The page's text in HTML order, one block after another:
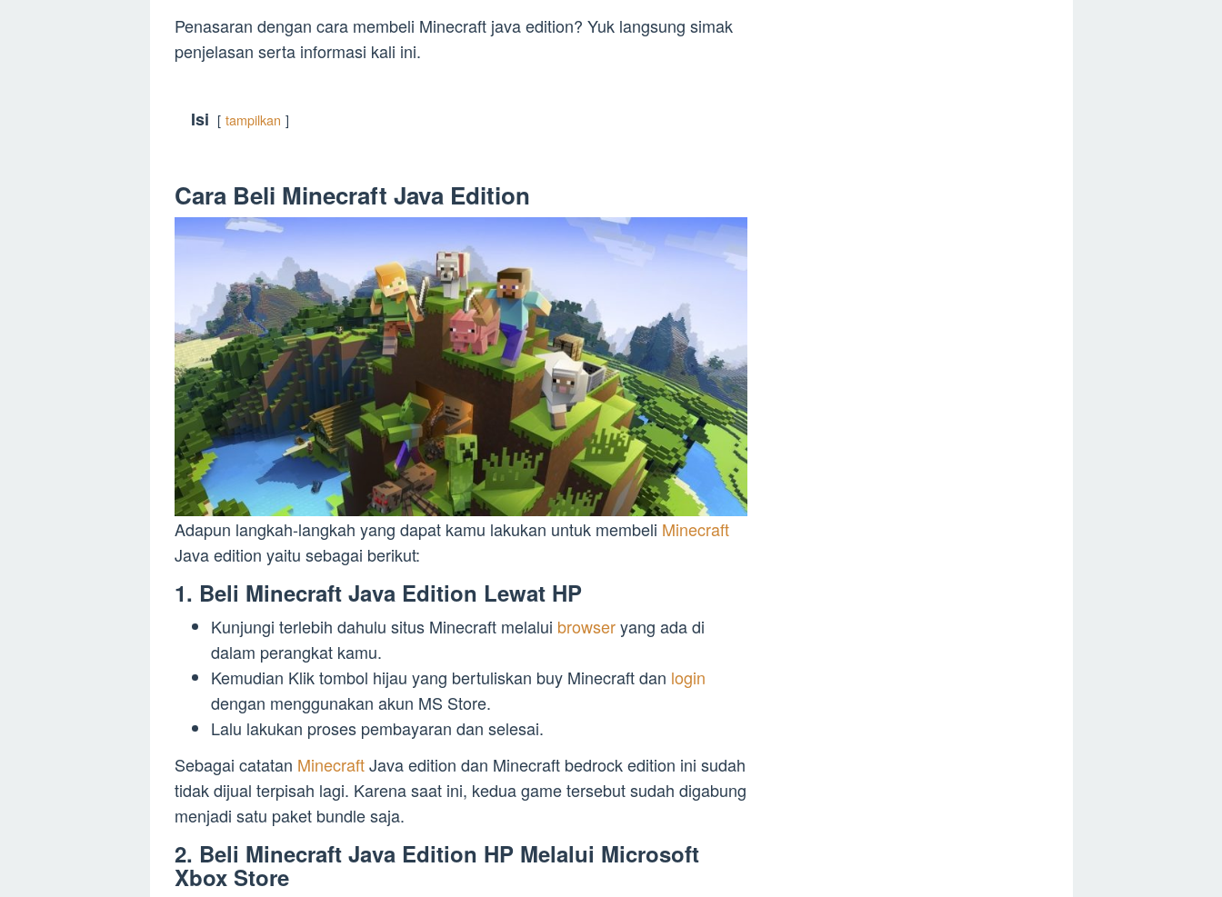
Penasaran dengan cara membeli Minecraft java edition? Yuk langsung simak
penjelasan serta informasi kali ini.
Isi tampilkan
Cara Beli Minecraft Java Edition
Adapun langkah-langkah yang dapat kamu lakukan untuk membeli Minecraft
Java edition yaitu sebagai berikut:
1. Beli Minecraft Java Edition Lewat HP
Kunjungi terlebih dahulu situs Minecraft melalui browseryang ada di
dalam perangkat kamu.
Kemudian Klik tombol hijau yang bertuliskan buy Minecraft dan login
dengan menggunakan akun MS Store.
Lalu lakukan proses pembayaran dan selesai.
Sebagai catatan MinecraftJava edition dan Minecraft bedrock edition ini sudah
tidak dijual terpisah lagi. Karena saat ini, kedua game tersebut sudah digabung
menjadi satu paket bundle saja.
2. Beli Minecraft Java Edition HP Melalui Microsoft
Xbox Store